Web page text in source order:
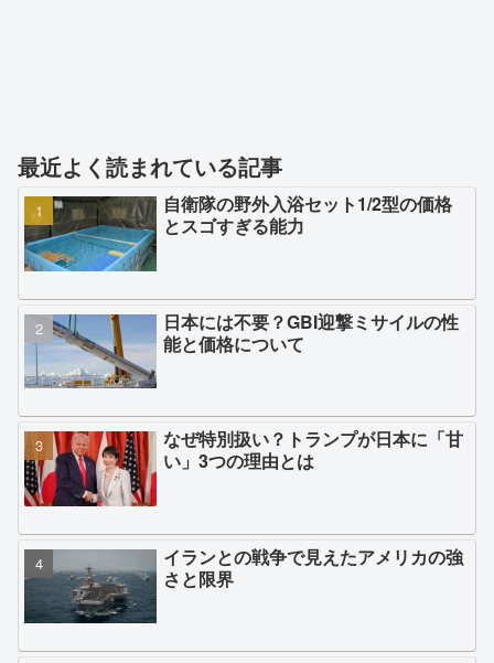
最近よく読まれている記事
自衛隊の野外入浴セット1/2型の価格
とスゴすぎる能力
日本には不要？GBI迎撃ミサイルの性
能と価格について
なぜ特別扱い？トランプが日本に「甘
い」3つの理由とは
イランとの戦争で見えたアメリカの強
さと限界